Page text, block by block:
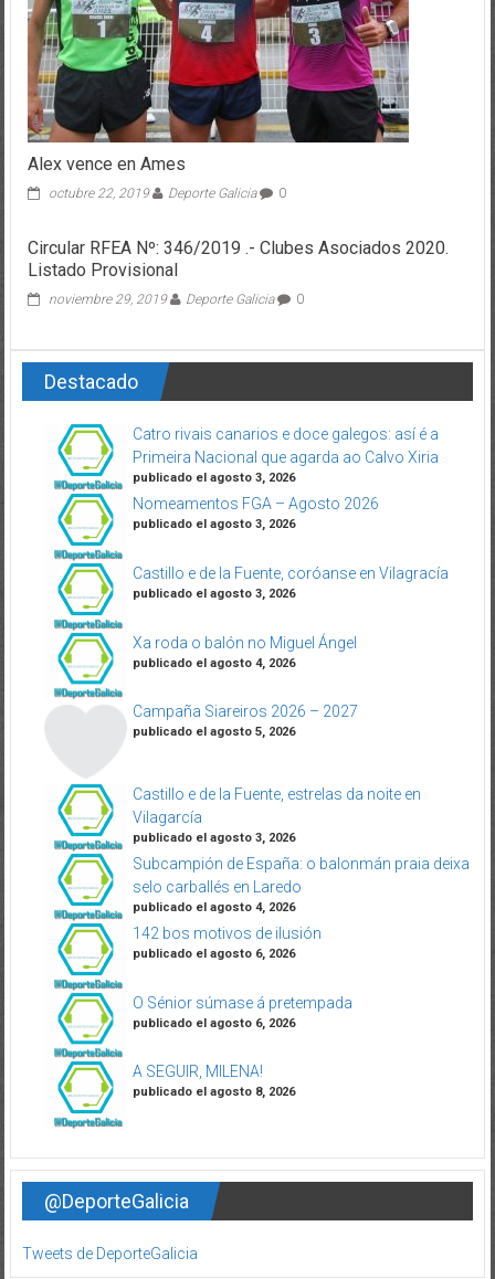
Alex vence en Ames
Circular RFEA Nº: 346/2019 .- Clubes Asociados 2020.
Listado Provisional
Destacado
Primeira Nacional que agarda ao Calvo Xiria
publicado el agosto 3, 2026
publicado el agosto 3, 2026
publicado el agosto 3, 2026
Xa roda o balón no Miguel Ángel
publicado el agosto 4, 2026
publicado el agosto 5, 2026
Vilagarcía
publicado el agosto 3, 2026
selo carballés en Laredo
publicado el agosto 4, 2026
publicado el agosto 6, 2026
publicado el agosto 6, 2026
publicado el agosto 8, 2026
@DeporteGalicia